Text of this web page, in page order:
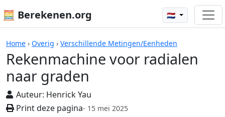
🧮 Berekenen.org 🇳🇱
Home › Overig › Verschillende Metingen/Eenheden
Rekenmachine voor radialen
naar graden
Auteur: Henrick Yau
Print deze pagina- 15 mei 2025
Rekenmachines